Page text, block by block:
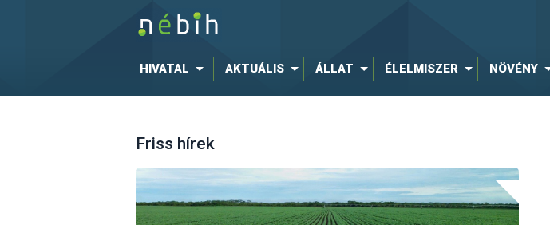
HIVATAL AKTUÁLIS ÁLLAT ÉLELMISZER NÖVÉNY
Friss hírek